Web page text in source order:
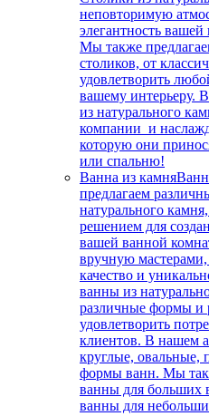
неповторимую
элегантность
Мы также
столиков, от
удовлетворить
вашему интерьеру.
из натурального
компании и
которую они
или спальню!
Ванна из камня
предлагаем
натурального
решением для
вашей ванной
вручную мастерами,
качество и
ванны из
различные формы и
удовлетворить
клиентов. В нашем
круглые, овальные,
формы ванн. Мы
ванны для больших
ванны для